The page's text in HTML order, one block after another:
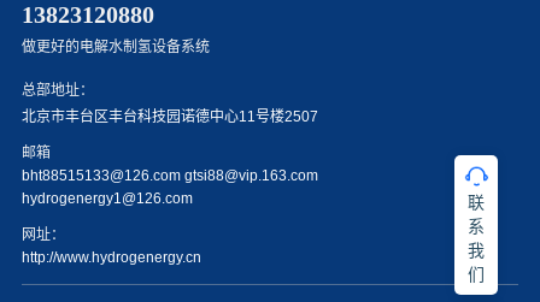
13823120880
做更好的电解水制氢设备系统
总部地址：
北京市丰台区丰台科技园诺德中心11号楼2507
邮箱
bht88515133@126.com gtsi88@vip.163.com
hydrogenergy1@126.com
网址：
http://www.hydrogenergy.cn
联
系
我
们